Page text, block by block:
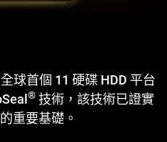
球首個 11 硬碟 HDD 平台
® 技術，該技術已證實
重要基礎。